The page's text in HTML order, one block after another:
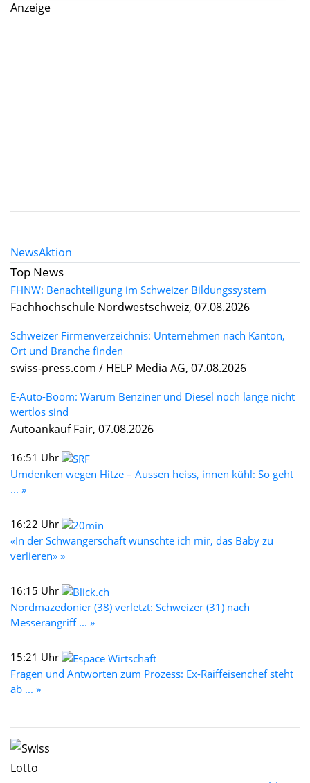
Anzeige
NewsAktion
Top News
FHNW: Benachteiligung im Schweizer Bildungssystem
Fachhochschule Nordwestschweiz, 07.08.2026
Schweizer Firmenverzeichnis: Unternehmen nach Kanton,
Ort und Branche finden
swiss-press.com / HELP Media AG, 07.08.2026
E-Auto-Boom: Warum Benziner und Diesel noch lange nicht
wertlos sind
Autoankauf Fair, 07.08.2026
16:51 Uhr
Umdenken wegen Hitze – Aussen heiss, innen kühl: So geht
... »
16:22 Uhr
«In der Schwangerschaft wünschte ich mir, das Baby zu
verlieren» »
16:15 Uhr
Nordmazedonier (38) verletzt: Schweizer (31) nach
Messerangriff ... »
15:21 Uhr
Fragen und Antworten zum Prozess: Ex-Raiffeisenchef steht
ab ... »